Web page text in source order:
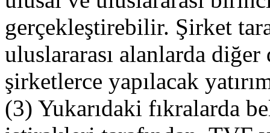
gerçekleştirebilir. Şirket
uluslararası alanlarda
şirketlerce yapılacak
(3) Yukarıdaki fıkralarda